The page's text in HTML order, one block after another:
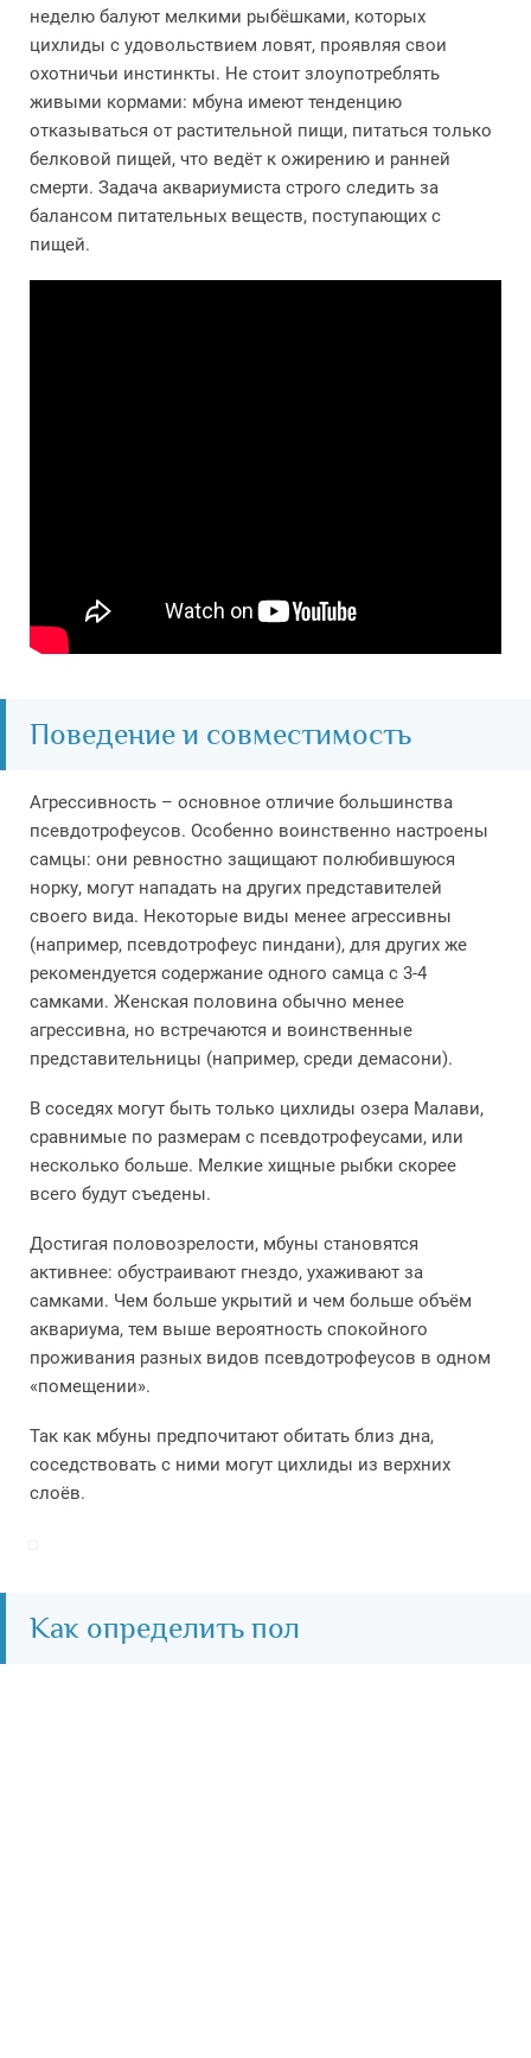
неделю балуют мелкими рыбёшками, которых
цихлиды с удовольствием ловят, проявляя свои
охотничьи инстинкты. Не стоит злоупотреблять
живыми кормами: мбуна имеют тенденцию
отказываться от растительной пищи, питаться только
белковой пищей, что ведёт к ожирению и ранней
смерти. Задача аквариумиста строго следить за
балансом питательных веществ, поступающих с
пищей.
Поведение и совместимость
Агрессивность – основное отличие большинства
псевдотрофеусов. Особенно воинственно настроены
самцы: они ревностно защищают полюбившуюся
норку, могут нападать на других представителей
своего вида. Некоторые виды менее агрессивны
(например, псевдотрофеус пиндани), для других же
рекомендуется содержание одного самца с 3-4
самками. Женская половина обычно менее
агрессивна, но встречаются и воинственные
представительницы (например, среди демасони).
В соседях могут быть только цихлиды озера Малави,
сравнимые по размерам с псевдотрофеусами, или
несколько больше. Мелкие хищные рыбки скорее
всего будут съедены.
Достигая половозрелости, мбуны становятся
активнее: обустраивают гнездо, ухаживают за
самками. Чем больше укрытий и чем больше объём
аквариума, тем выше вероятность спокойного
проживания разных видов псевдотрофеусов в одном
«помещении».
Так как мбуны предпочитают обитать близ дна,
соседствовать с ними могут цихлиды из верхних
слоёв.
Как определить пол